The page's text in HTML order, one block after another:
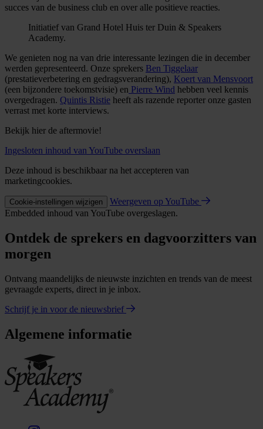
succes van de business club en over alle positieve reacties.
Initiatief van Grand Hotel Huis ter Duin & Speakers
Academy.
We genieten nog na van drie interessante lezingen die in december
werden gepresenteerd. Onze sprekers Ben Tiggelaar
(prestatieverbetering en gedragsverandering), Koert van Mensvoort
(een bijzondere toekomstvisie) en Pierre Wind hebben veel kennis
overgedragen. Quintis Ristie heeft als razende reporter onze gasten
verrast met korte interviews.
Bekijk hier de aftermovie!
Ingesloten inhoud van YouTube overslaan
Deze inhoud is beschikbaar na het accepteren van
marketingcookies.
Cookie-instellingen wijzigen
Weergeven op YouTube
Embedded inhoud van YouTube overgeslagen.
Ontdek de sprekers en dagvoorzitters van
morgen
Ontvang maandelijks de nieuwste inzichten en trends van de meest
gevraagde experts, direct in je inbox.
Schrijf je in voor de nieuwsbrief
Algemene informatie